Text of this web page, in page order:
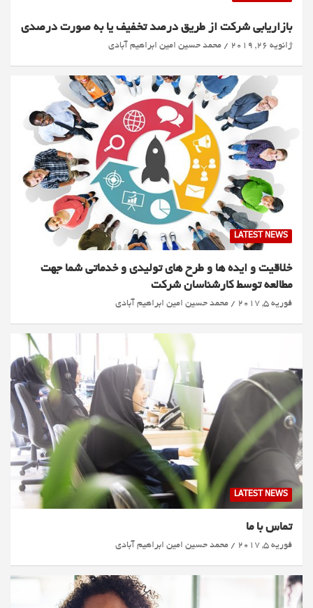
بازاریابی شرکت از طریق درصد تخفیف یا به صورت درصدی
ژانویه 26, 2019 محمد حسین امین ابراهیم آبادی
LATEST NEWS
خلاقیت و ایده ها و طرح های تولیدی و خدماتی شما جهت
مطالعه توسط کارشناسان شرکت
فوریه 5, 2017 محمد حسین امین ابراهیم آبادی
LATEST NEWS
تماس با ما
فوریه 5, 2017 محمد حسین امین ابراهیم آبادی